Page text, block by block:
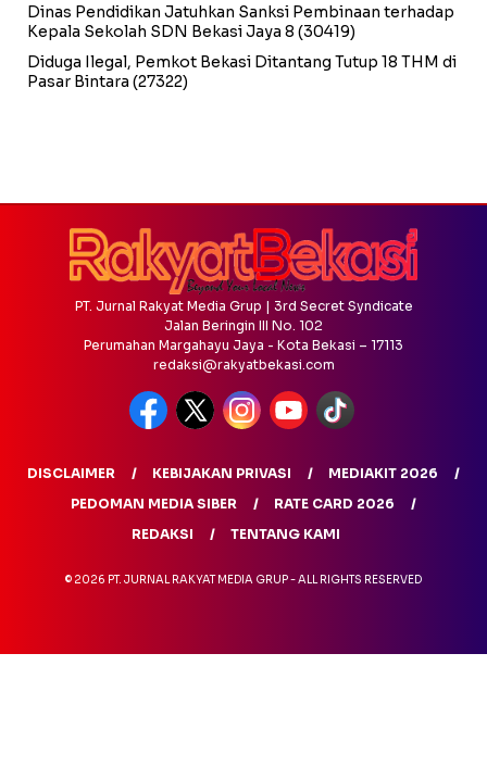
Dinas Pendidikan Jatuhkan Sanksi Pembinaan terhadap
Kepala Sekolah SDN Bekasi Jaya 8 (30419)
Diduga Ilegal, Pemkot Bekasi Ditantang Tutup 18 THM di
Pasar Bintara (27322)
PT. Jurnal Rakyat Media Grup | 3rd Secret Syndicate
Jalan Beringin III No. 102
Perumahan Margahayu Jaya - Kota Bekasi – 17113
redaksi@rakyatbekasi.com
DISCLAIMER KEBIJAKAN PRIVASI
MEDIAKIT 2026
PEDOMAN MEDIA SIBER
RATE CARD 2026
REDAKSI
TENTANG KAMI
© 2026 PT. JURNAL RAKYAT MEDIA GRUP - ALL RIGHTS RESERVED